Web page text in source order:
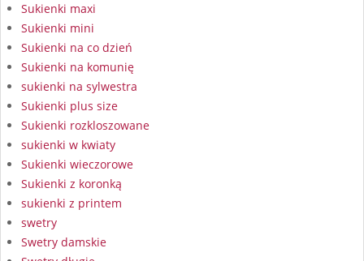
Sukienki maxi
Sukienki mini
Sukienki na co dzień
Sukienki na komunię
sukienki na sylwestra
Sukienki plus size
Sukienki rozkloszowane
sukienki w kwiaty
Sukienki wieczorowe
Sukienki z koronką
sukienki z printem
swetry
Swetry damskie